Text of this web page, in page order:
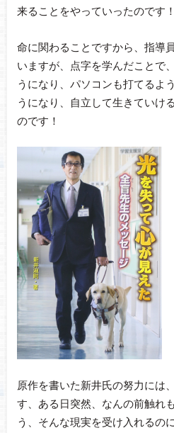
来ることをやっていったのです！
命に関わることですから、指導
いますが、点字を学んだことで
うになり、パソコンも打てるよ
うになり、自立して生きていけ
のです！
原作を書いた新井氏の努力には
す、ある日突然、なんの前触れ
う、そんな現実を受け入れるの